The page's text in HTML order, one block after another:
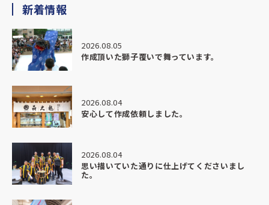
新着情報
2026.08.05
作成頂いた獅子覆いで舞っています。
2026.08.04
安心して作成依頼しました。
2026.08.04
思い描いていた通りに仕上げてくださいまし
た。